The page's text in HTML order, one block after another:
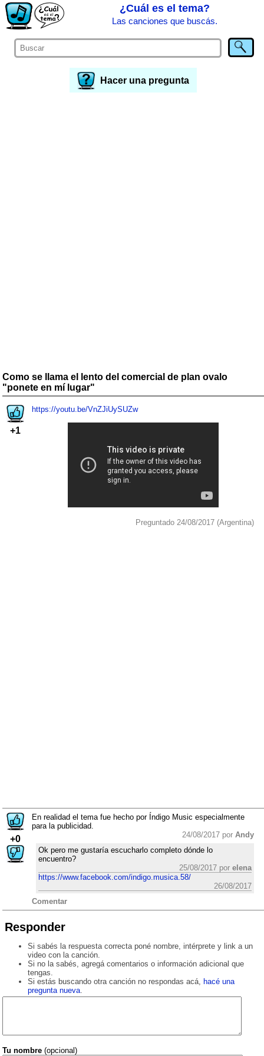
¿Cuál es el tema?
Las canciones que buscás.
Hacer una pregunta
Como se llama el lento del comercial de plan ovalo
"ponete en mí lugar"
+1
https://youtu.be/VnZJiUySUZw
Preguntado 24/08/2017 (Argentina)
+0
En realidad el tema fue hecho por Índigo Music especialmente
para la publicidad.
24/08/2017 por Andy
Ok pero me gustaría escucharlo completo dónde lo
encuentro?
25/08/2017 por elena
https://www.facebook.com/indigo.musica.58/
26/08/2017
Comentar
Responder
Si sabés la respuesta correcta poné nombre, intérprete y link a un
video con la canción.
Si no la sabés, agregá comentarios o información adicional que
tengas.
Si estás buscando otra canción no respondas acá, hacé una
pregunta nueva.
Tu nombre (opcional)